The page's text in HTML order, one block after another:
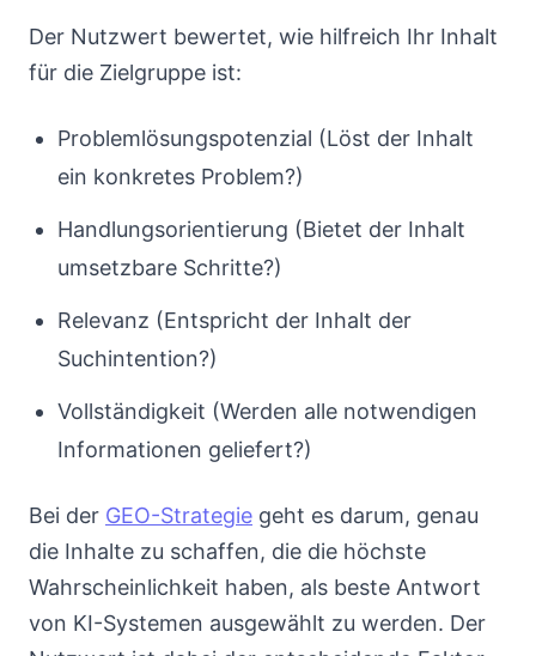
Der Nutzwert bewertet, wie hilfreich Ihr Inhalt
für die Zielgruppe ist:
Problemlösungspotenzial (Löst der Inhalt
ein konkretes Problem?)
Handlungsorientierung (Bietet der Inhalt
umsetzbare Schritte?)
Relevanz (Entspricht der Inhalt der
Suchintention?)
Vollständigkeit (Werden alle notwendigen
Informationen geliefert?)
Bei der GEO-Strategie geht es darum, genau
die Inhalte zu schaffen, die die höchste
Wahrscheinlichkeit haben, als beste Antwort
von KI-Systemen ausgewählt zu werden. Der